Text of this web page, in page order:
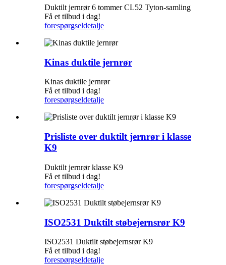
Duktilt jernrør 6 tommer CL52 Tyton-samling
Få et tilbud i dag!
forespørgseldetalje
Kinas duktile jernrør
Kinas duktile jernrør
Få et tilbud i dag!
forespørgseldetalje
Prisliste over duktilt jernrør i klasse
K9
Duktilt jernrør klasse K9
Få et tilbud i dag!
forespørgseldetalje
ISO2531 Duktilt støbejernsrør K9
ISO2531 Duktilt støbejernsrør K9
Få et tilbud i dag!
forespørgseldetalje